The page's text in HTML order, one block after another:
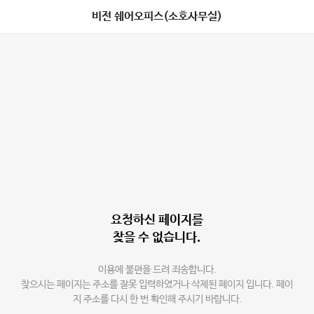
비전 쉐어오피스(소호사무실)
요청하신 페이지를
찾을 수 없습니다.
이용에 불편을 드려 죄송합니다.
찾으시는 페이지는 주소를 잘못 입력하였거나 삭제된 페이지 입니다. 페이
지 주소를 다시 한 번 확인해 주시기 바랍니다.